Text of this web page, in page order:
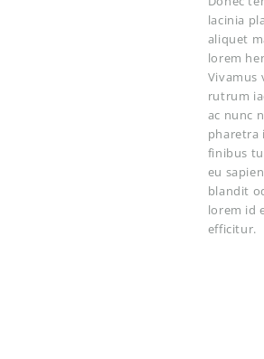
lacinia
aliquet
lorem
Vivamus
rutrum
ac nunc
pharetra
finibus
eu
blandit
lorem id
efficitur.